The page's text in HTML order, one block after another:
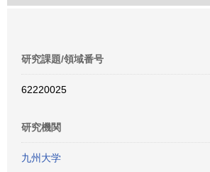
研究課題/領域番号
62220025
研究機関
九州大学